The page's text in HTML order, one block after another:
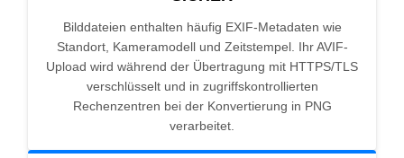
Bilddateien enthalten häufig EXIF-Metadaten wie
Standort, Kameramodell und Zeitstempel. Ihr AVIF-
Upload wird während der Übertragung mit HTTPS/TLS
verschlüsselt und in zugriffskontrollierten
Rechenzentren bei der Konvertierung in PNG
verarbeitet.